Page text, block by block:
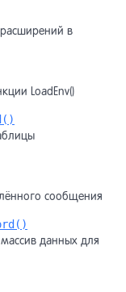
в
LoadEnv()
сообщения
данных для